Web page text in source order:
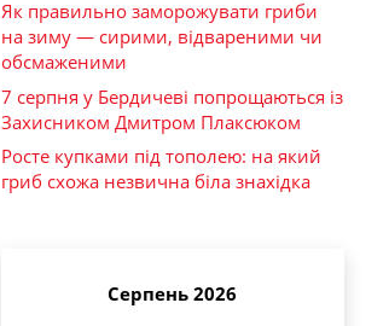
Як правильно заморожувати гриби
на зиму — сирими, відвареними чи
обсмаженими
7 серпня у Бердичеві попрощаються із
Захисником Дмитром Плаксюком
Росте купками під тополею: на який
гриб схожа незвична біла знахідка
Серпень 2026